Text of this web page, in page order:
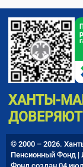
ХАНТЫ-
© 2000 – 2026.
Пенсионный Фонд |